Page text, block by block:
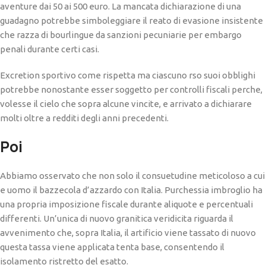
aventure dai 50 ai 500 euro. La mancata dichiarazione di una
guadagno potrebbe simboleggiare il reato di evasione insistente
che razza di bourlingue da sanzioni pecuniarie per embargo
penali durante certi casi.
Excretion sportivo come rispetta ma ciascuno rso suoi obblighi
potrebbe nonostante esser soggetto per controlli fiscali perche,
volesse il cielo che sopra alcune vincite, e arrivato a dichiarare
molti oltre a redditi degli anni precedenti.
Poi
Abbiamo osservato che non solo il consuetudine meticoloso a cui
e uomo il bazzecola d’azzardo con Italia. Purchessia imbroglio ha
una propria imposizione fiscale durante aliquote e percentuali
differenti. Un’unica di nuovo granitica veridicita riguarda il
avvenimento che, sopra Italia, il artificio viene tassato di nuovo
questa tassa viene applicata tenta base, consentendo il
isolamento ristretto del esatto.